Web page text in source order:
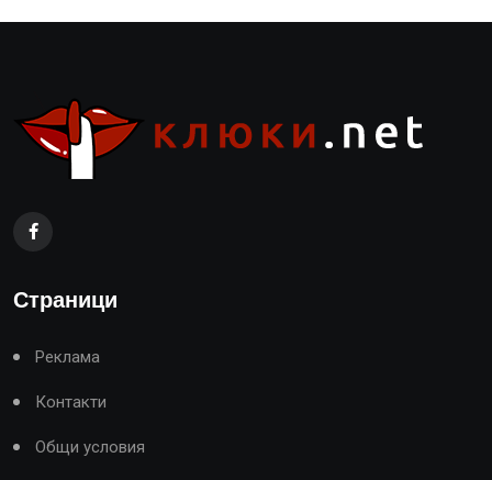
Страници
Реклама
Контакти
Общи условия